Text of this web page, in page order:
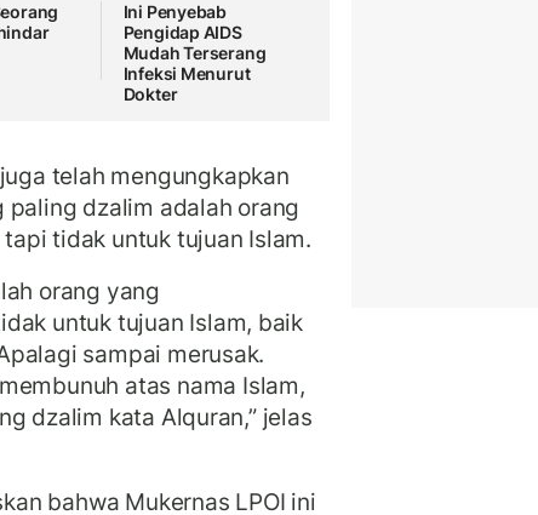
Ini Penyebab
Pengidap AIDS
Mudah Terserang
Infeksi Menurut
Dokter
telah mengungkapkan
paling dzalim adalah orang
tidak untuk tujuan Islam.
orang yang
untuk tujuan Islam, baik
sampai merusak.
atas nama Islam,
dzalim kata Alquran,” jelas
bahwa Mukernas LPOI ini